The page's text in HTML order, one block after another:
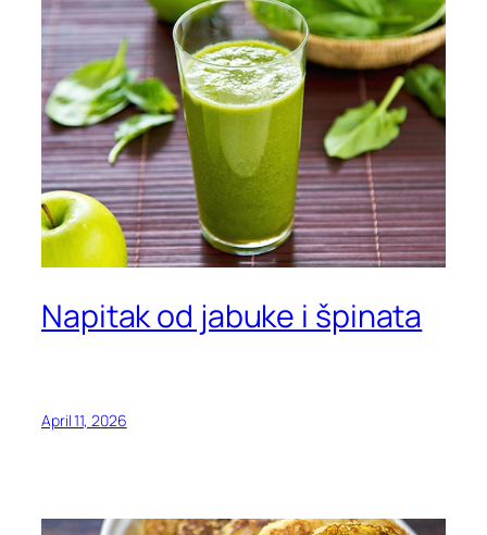
Napitak od jabuke i špinata
April 11, 2026